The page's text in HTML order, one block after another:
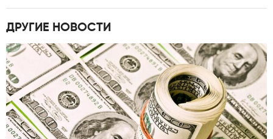
ДРУГИЕ НОВОСТИ